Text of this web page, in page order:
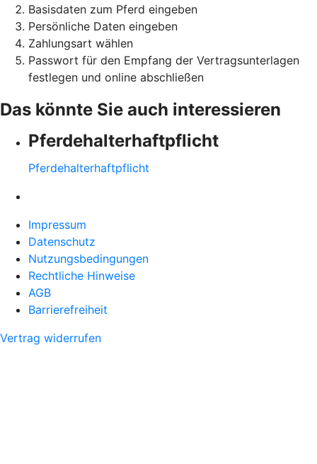
Basisdaten zum Pferd eingeben
Persönliche Daten eingeben
Zahlungsart wählen
Passwort für den Empfang der Vertragsunterlagen
festlegen und online abschließen
Das könnte Sie auch interessieren
Pferdehalter­haftpflicht
Pferdehalter­haftpflicht
Impressum
Datenschutz
Nutzungsbedingungen
Rechtliche Hinweise
AGB
Barrierefreiheit
Vertrag widerrufen